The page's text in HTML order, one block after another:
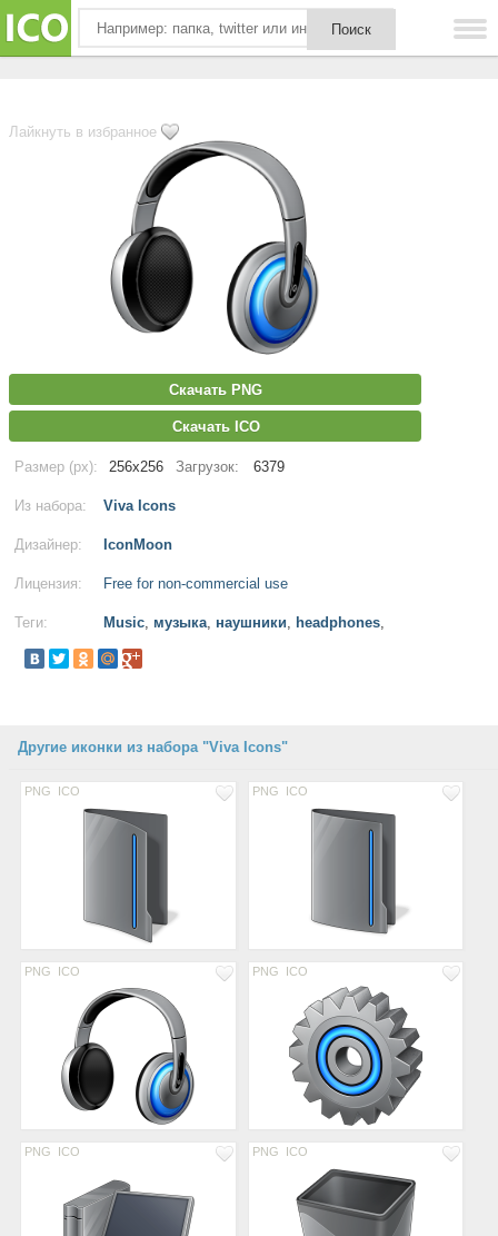
Лайкнуть в избранное
Скачать PNG
Скачать ICO
Размер (px): 256x256 Загрузок: 6379
Из набора: Viva Icons
Дизайнер: IconMoon
Лицензия: Free for non-commercial use
Теги: Music, музыка, наушники, headphones,
Другие иконки из набора "Viva Icons"
PNG ICO PNG ICO
PNG ICO PNG ICO
PNG ICO PNG ICO